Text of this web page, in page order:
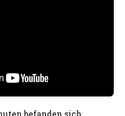
befanden sich